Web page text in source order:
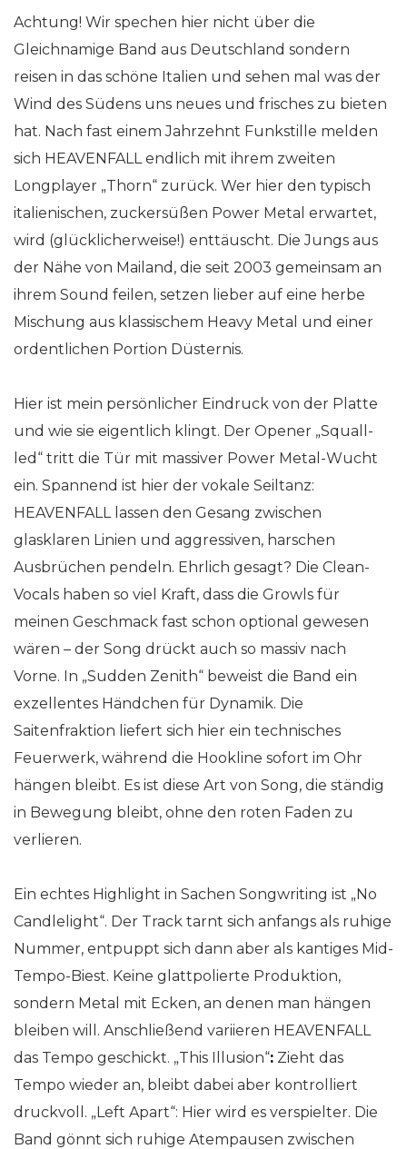
Achtung! Wir spechen hier nicht über die
Gleichnamige Band aus Deutschland sondern
reisen in das schöne Italien und sehen mal was der
Wind des Südens uns neues und frisches zu bieten
hat. Nach fast einem Jahrzehnt Funkstille melden
sich HEAVENFALL endlich mit ihrem zweiten
Longplayer „Thorn“ zurück. Wer hier den typisch
italienischen, zuckersüßen Power Metal erwartet,
wird (glücklicherweise!) enttäuscht. Die Jungs aus
der Nähe von Mailand, die seit 2003 gemeinsam an
ihrem Sound feilen, setzen lieber auf eine herbe
Mischung aus klassischem Heavy Metal und einer
ordentlichen Portion Düsternis.
Hier ist mein persönlicher Eindruck von der Platte
und wie sie eigentlich klingt. Der Opener „Squall-
led“ tritt die Tür mit massiver Power Metal-Wucht
ein. Spannend ist hier der vokale Seiltanz:
HEAVENFALL lassen den Gesang zwischen
glasklaren Linien und aggressiven, harschen
Ausbrüchen pendeln. Ehrlich gesagt? Die Clean-
Vocals haben so viel Kraft, dass die Growls für
meinen Geschmack fast schon optional gewesen
wären – der Song drückt auch so massiv nach
Vorne. In „Sudden Zenith“ beweist die Band ein
exzellentes Händchen für Dynamik. Die
Saitenfraktion liefert sich hier ein technisches
Feuerwerk, während die Hookline sofort im Ohr
hängen bleibt. Es ist diese Art von Song, die ständig
in Bewegung bleibt, ohne den roten Faden zu
verlieren.
Ein echtes Highlight in Sachen Songwriting ist „No
Candlelight“. Der Track tarnt sich anfangs als ruhige
Nummer, entpuppt sich dann aber als kantiges Mid-
Tempo-Biest. Keine glattpolierte Produktion,
sondern Metal mit Ecken, an denen man hängen
bleiben will. Anschließend variieren HEAVENFALL
das Tempo geschickt. „This Illusion“: Zieht das
Tempo wieder an, bleibt dabei aber kontrolliert
druckvoll. „Left Apart“: Hier wird es verspielter. Die
Band gönnt sich ruhige Atempausen zwischen